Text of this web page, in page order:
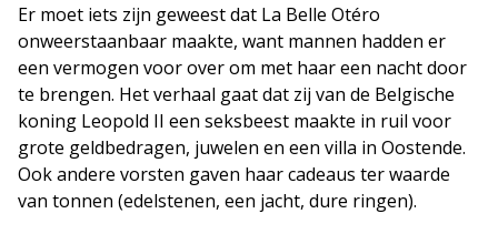
Er moet iets zijn geweest dat La Belle Otéro
onweerstaanbaar maakte, want mannen hadden er
een vermogen voor over om met haar een nacht door
te brengen. Het verhaal gaat dat zij van de Belgische
koning Leopold II een seksbeest maakte in ruil voor
grote geldbedragen, juwelen en een villa in Oostende.
Ook andere vorsten gaven haar cadeaus ter waarde
van tonnen (edelstenen, een jacht, dure ringen).